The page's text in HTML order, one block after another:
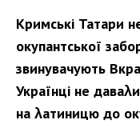
Кримські Татари
окупантської
звинувачують
Українці не
на λатиницю до